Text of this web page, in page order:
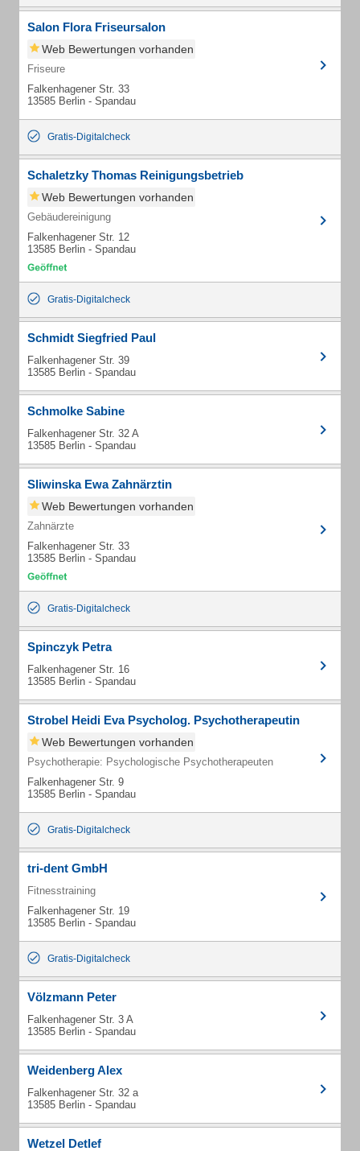
Salon Flora Friseursalon
Web Bewertungen vorhanden
Friseure
Falkenhagener Str. 33
13585 Berlin - Spandau
Gratis-Digitalcheck
Schaletzky Thomas Reinigungsbetrieb
Web Bewertungen vorhanden
Gebäudereinigung
Falkenhagener Str. 12
13585 Berlin - Spandau
Gratis-Digitalcheck
Schmidt Siegfried Paul
Falkenhagener Str. 39
13585 Berlin - Spandau
Schmolke Sabine
Falkenhagener Str. 32 A
13585 Berlin - Spandau
Sliwinska Ewa Zahnärztin
Web Bewertungen vorhanden
Zahnärzte
Falkenhagener Str. 33
13585 Berlin - Spandau
Gratis-Digitalcheck
Spinczyk Petra
Falkenhagener Str. 16
13585 Berlin - Spandau
Strobel Heidi Eva Psycholog. Psychotherapeutin
Web Bewertungen vorhanden
Psychotherapie: Psychologische Psychotherapeuten
Falkenhagener Str. 9
13585 Berlin - Spandau
Gratis-Digitalcheck
tri-dent GmbH
Fitnesstraining
Falkenhagener Str. 19
13585 Berlin - Spandau
Gratis-Digitalcheck
Völzmann Peter
Falkenhagener Str. 3 A
13585 Berlin - Spandau
Weidenberg Alex
Falkenhagener Str. 32 a
13585 Berlin - Spandau
Wetzel Detlef